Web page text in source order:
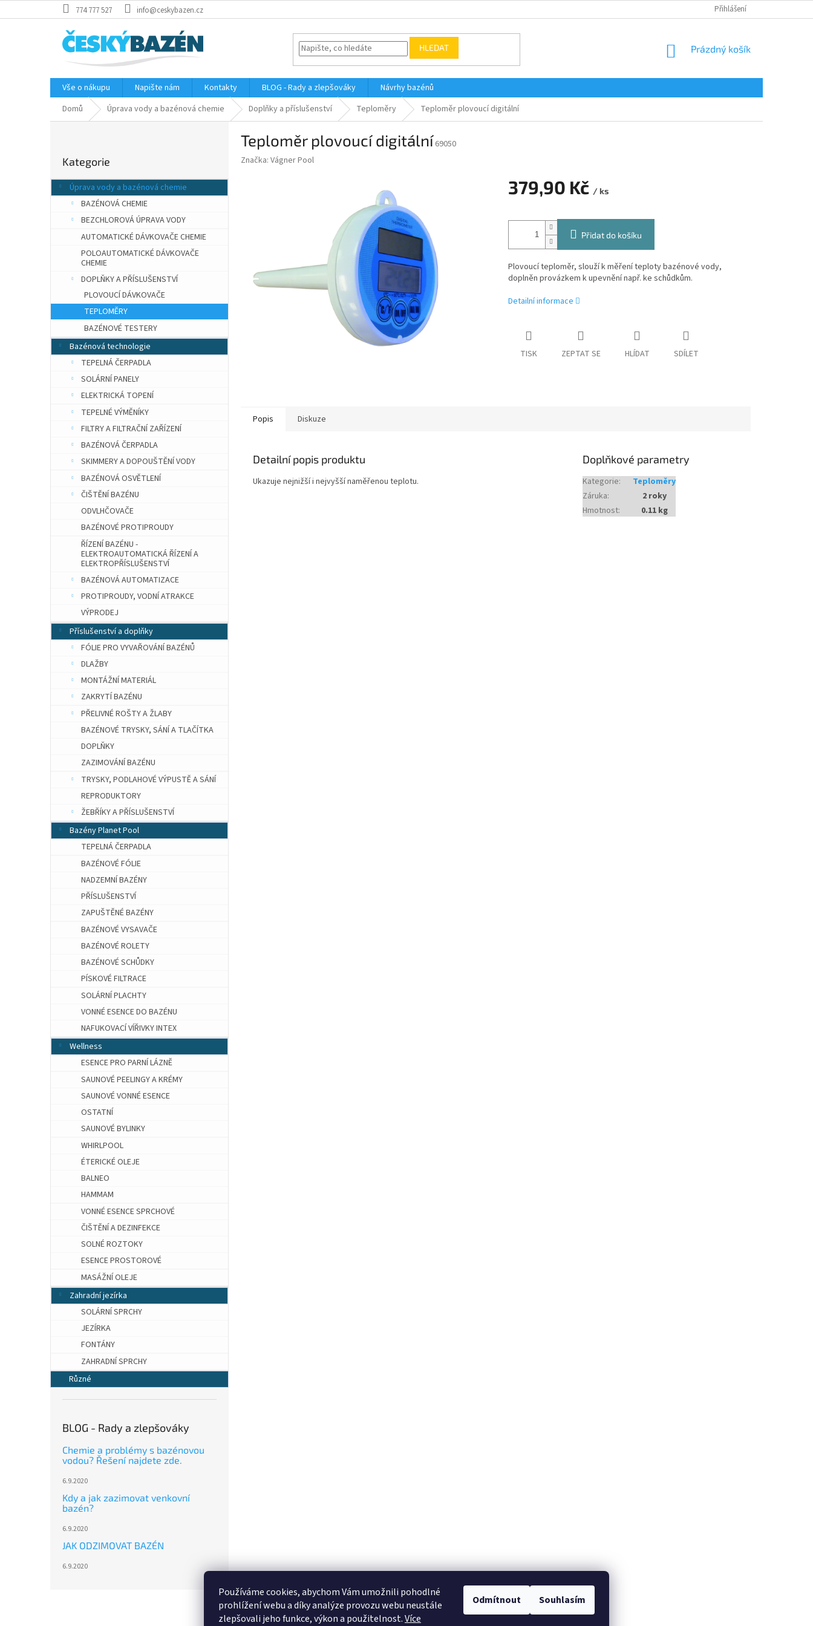
Používáme cookies, abychom Vám umožnili pohodlné
prohlížení webu a díky analýze provozu webu neustále
zlepšovali jeho funkce, výkon a použitelnost.Více
Odmítnout Souhlasím
na
774 777 527 info@ceskybazen.cz Přihlášení
HLEDAT
NÁKUPNÍ
Prázdný košík
Vše o nákupu Napište nám Kontakty BLOG - Rady a zlepšováky
Návrhy bazénů
Domů
Úprava vody a bazénová chemie Doplňky a příslušenství Teploměry Teploměr plovoucí digitální
r
a
l
kategorie
Kategorie
Úprava vody a bazénová chemie
BAZÉNOVÁ CHEMIE
BEZCHLOROVÁ ÚPRAVA VODY
AUTOMATICKÉ DÁVKOVAČE CHEMIE
POLOAUTOMATICKÉ DÁVKOVAČE
CHEMIE
DOPLŇKY A PŘÍSLUŠENSTVÍ
PLOVOUCÍ DÁVKOVAČE
TEPLOMĚRY
BAZÉNOVÉ TESTERY
Bazénová technologie
TEPELNÁ ČERPADLA
SOLÁRNÍ PANELY
ELEKTRICKÁ TOPENÍ
TEPELNÉ VÝMĚNÍKY
FILTRY A FILTRAČNÍ ZAŘÍZENÍ
BAZÉNOVÁ ČERPADLA
SKIMMERY A DOPOUŠTĚNÍ VODY
BAZÉNOVÁ OSVĚTLENÍ
ČIŠTĚNÍ BAZÉNU
ODVLHČOVAČE
BAZÉNOVÉ PROTIPROUDY
ŘÍZENÍ BAZÉNU -
ELEKTROAUTOMATICKÁ ŘÍZENÍ A
ELEKTROPŘÍSLUŠENSTVÍ
BAZÉNOVÁ AUTOMATIZACE
PROTIPROUDY, VODNÍ ATRAKCE
VÝPRODEJ
Příslušenství a doplňky
FÓLIE PRO VYVAŘOVÁNÍ BAZÉNŮ
DLAŽBY
MONTÁŽNÍ MATERIÁL
ZAKRYTÍ BAZÉNU
PŘELIVNÉ ROŠTY A ŽLABY
BAZÉNOVÉ TRYSKY, SÁNÍ A TLAČÍTKA
DOPLŇKY
ZAZIMOVÁNÍ BAZÉNU
TRYSKY, PODLAHOVÉ VÝPUSTĚ A SÁNÍ
REPRODUKTORY
ŽEBŘÍKY A PŘÍSLUŠENSTVÍ
Bazény Planet Pool
TEPELNÁ ČERPADLA
BAZÉNOVÉ FÓLIE
NADZEMNÍ BAZÉNY
PŘÍSLUŠENSTVÍ
ZAPUŠTĚNÉ BAZÉNY
BAZÉNOVÉ VYSAVAČE
BAZÉNOVÉ ROLETY
BAZÉNOVÉ SCHŮDKY
PÍSKOVÉ FILTRACE
SOLÁRNÍ PLACHTY
VONNÉ ESENCE DO BAZÉNU
NAFUKOVACÍ VÍŘIVKY INTEX
Wellness
ESENCE PRO PARNÍ LÁZNĚ
SAUNOVÉ PEELINGY A KRÉMY
SAUNOVÉ VONNÉ ESENCE
OSTATNÍ
SAUNOVÉ BYLINKY
WHIRLPOOL
ÉTERICKÉ OLEJE
BALNEO
HAMMAM
VONNÉ ESENCE SPRCHOVÉ
ČIŠTĚNÍ A DEZINFEKCE
SOLNÉ ROZTOKY
ESENCE PROSTOROVÉ
MASÁŽNÍ OLEJE
Zahradní jezírka
SOLÁRNÍ SPRCHY
JEZÍRKA
FONTÁNY
ZAHRADNÍ SPRCHY
Různé
BLOG - Rady a zlepšováky
Chemie a problémy s bazénovou
vodou? Řešení najdete zde.
6.9.2020
Kdy a jak zazimovat venkovní
bazén?
6.9.2020
JAK ODZIMOVAT BAZÉN
6.9.2020
Teploměr plovoucí digitální 69050
Značka: Vágner Pool
379,90 Kč / ks
cena:
Přidat do košíku
Plovoucí teploměr, slouží k měření teploty bazénové vody,
doplněn provázkem k upevnění např. ke schůdkům.
Detailní informace
TISK ZEPTAT SE HLÍDAT SDÍLET
Popis Diskuze
Detailní popis produktu
Ukazuje nejnižší i nejvyšší naměřenou teplotu.
Doplňkové parametry
Kategorie:
Teploměry
Záruka:
2 roky
Hmotnost: 0.11 kg
Heureka.cz